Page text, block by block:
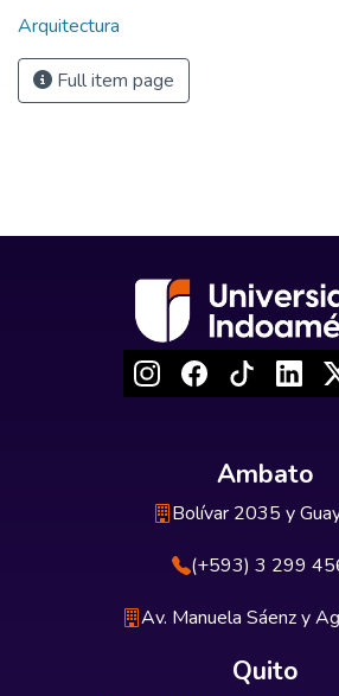
Arquitectura
Full item page
Ambato
Bolívar 2035 y
(+593) 3 299
Av. Manuela Sáenz y
Quito